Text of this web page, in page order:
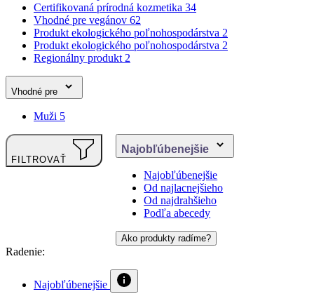
Vhodné pre
Muži 5
FILTROVAŤ
Podľa abecedy
Ako produkty radíme?